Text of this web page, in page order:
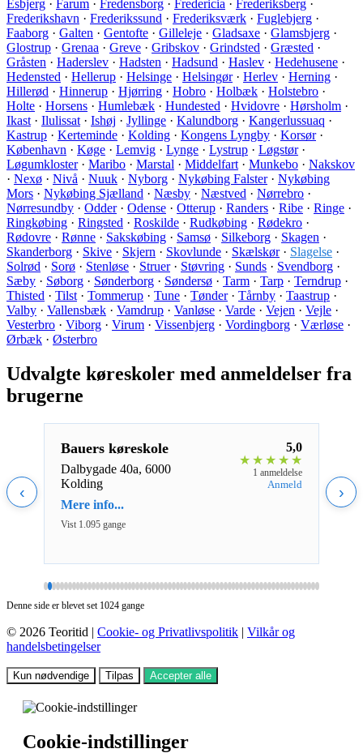
Esbjerg · Farum · Fredensborg · Fredericia · Frederiksberg ·
Frederikshavn · Frederikssund · Frederiksværk · Fuglebjerg ·
Faaborg · Galten · Gentofte · Gilleleje · Gladsaxe · Glamsbjerg ·
Glostrup · Grenaa · Greve · Gribskov · Grindsted · Græsted ·
Gråsten · Haderslev · Hadsten · Hadsund · Haslev · Hedehusene ·
Hedensted · Hellerup · Helsinge · Helsingør· Herlev · Herning ·
Hillerød · Hinnerup · Hjørring · Hobro · Holbæk · Holstebro ·
Holte · Horsens · Humlebæk · Hundested · Hvidovre · Hørsholm ·
Ikast · Ilulissat · Ishøj · Jyllinge · Kalundborg · Kangerlussuaq ·
Kastrup · Kerteminde · Kolding · Kongens Lyngby · Korsør·
København · Køge · Lemvig · Lynge · Lystrup · Løgstør·
Løgumkloster· Maribo · Marstal · Middelfart · Munkebo · Nakskov
· Nexø · Nivå · Nuuk · Nyborg · Nykøbing Falster· Nykøbing
Mors · Nykøbing Sjælland · Næsby · Næstved · Nørrebro ·
Nørresundby · Odder· Odense · Otterup · Randers · Ribe · Ringe ·
Ringkøbing · Ringsted · Roskilde · Rudkøbing · Rødekro ·
Rødovre · Rønne · Sakskøbing · Samsø · Silkeborg · Skagen ·
Skanderborg · Skive · Skjern · Skovlunde · Skælskør· Slagelse ·
Solrød · Sorø · Stenløse · Struer· Støvring · Sunds · Svendborg ·
Sæby · Søborg · Sønderborg · Søndersø · Tarm · Tarp · Terndrup ·
Thisted · Tilst · Tommerup · Tune · Tønder· Tårnby · Taastrup ·
Valby · Vallensbæk · Vamdrup · Vanløse · Varde · Vejen · Vejle ·
Vesterbro · Viborg · Virum · Vissenbjerg · Vordingborg · Værløse ·
Ørbæk · Østerbro
Udvalgte køreskoler med anmeldelser fra
brugerne
‹
Bauers køreskole
Dalbygade 40a, 6000
Kolding
Mere info...
Vist 1.095 gange
5,0
★ ★ ★ ★ ★
1 anmeldelse
Anmeld ›
Denne side er blevet set 1024 gange
© 2026 Teoritid | Cookie- og Privatlivspolitik | Vilkår og
handelsbetingelser
Kun nødvendige Tilpas Accepter alle
Cookie-indstillinger